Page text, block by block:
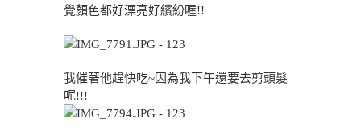
覺顏色都好漂亮好繽紛喔!!
我催著他趕快吃~因為我下午還要去剪頭髮
呢!!!